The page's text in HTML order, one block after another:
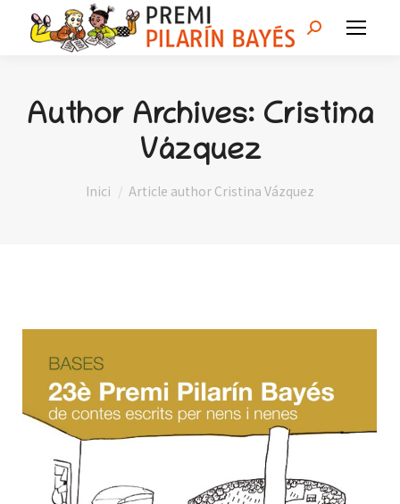
Search:
Author Archives: Cristina
Vázquez
You are here:
Inici Article author Cristina Vázquez